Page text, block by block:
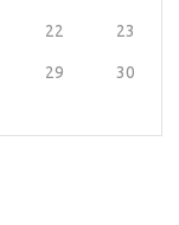
22 23
29 30